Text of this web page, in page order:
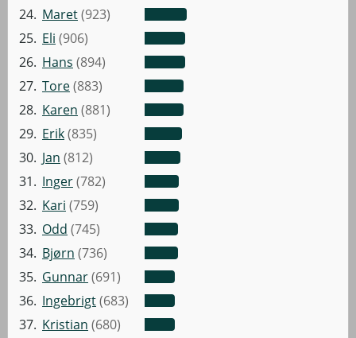
24. Maret(923)
25. Eli (906)
26. Hans (894)
27. Tore(883)
28. Karen (881)
29. Erik(835)
30. Jan (812)
31. Inger(782)
32. Kari (759)
33. Odd (745)
34. Bjørn (736)
35. Gunnar(691)
36. Ingebrigt(683)
37. Kristian (680)